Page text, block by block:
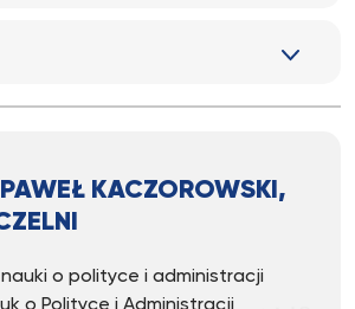
PAWEŁ KACZOROWSKI,
nauki o polityce i administracji